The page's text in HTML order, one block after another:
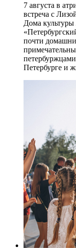
7 августа в
встреча с
Дома
почти
Петербурге и